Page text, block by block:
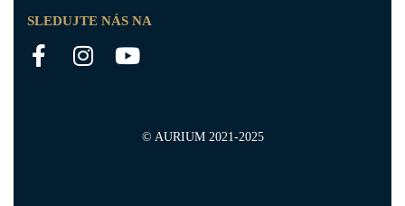
SLEDUJTE NÁS NA
© AURIUM 2021-2025